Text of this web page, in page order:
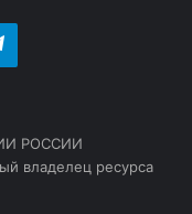
Telegram
РОССИИ
владелец ресурса